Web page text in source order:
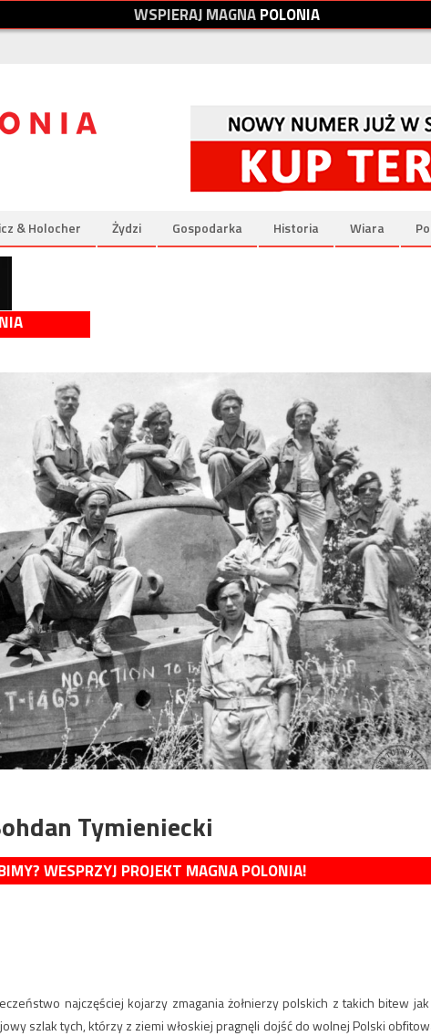
WSPIERAJMAGNAPOLONIA
& Holocher Żydzi Gospodarka Historia Wiara
Tymieniecki
WESPRZYJ PROJEKT MAGNA POLONIA!
najczęściej kojarzy zmagania żołnierzy polskich z takich bitew
szlak tych, którzy z ziemi włoskiej pragnęli dojść do wolnej Polski